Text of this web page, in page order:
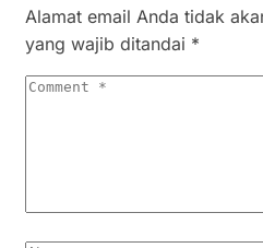
Alamat email Anda tidak
yang wajib ditandai *